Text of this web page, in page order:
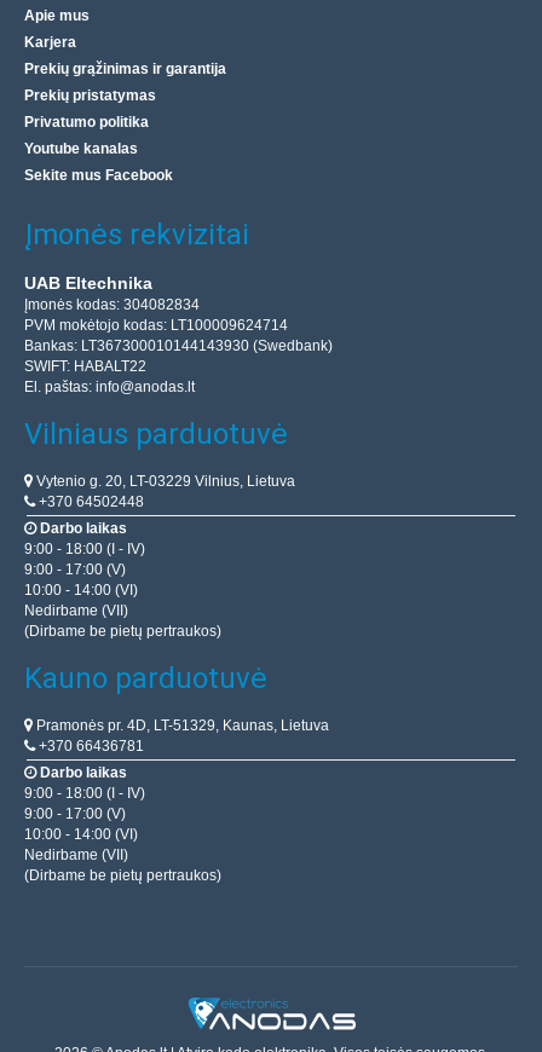
Apie mus
Karjera
Prekių grąžinimas ir garantija
Prekių pristatymas
Privatumo politika
Youtube kanalas
Sekite mus Facebook
Įmonės rekvizitai
UAB Eltechnika
Įmonės kodas: 304082834
PVM mokėtojo kodas: LT100009624714
Bankas: LT367300010144143930 (Swedbank)
SWIFT: HABALT22
El. paštas: info@anodas.lt
Vilniaus parduotuvė
Vytenio g. 20, LT-03229 Vilnius, Lietuva
+370 64502448
Darbo laikas
9:00 - 18:00 (I - IV)
9:00 - 17:00 (V)
10:00 - 14:00 (VI)
Nedirbame (VII)
(Dirbame be pietų pertraukos)
Kauno parduotuvė
Pramonės pr. 4D, LT-51329, Kaunas, Lietuva
+370 66436781
Darbo laikas
9:00 - 18:00 (I - IV)
9:00 - 17:00 (V)
10:00 - 14:00 (VI)
Nedirbame (VII)
(Dirbame be pietų pertraukos)